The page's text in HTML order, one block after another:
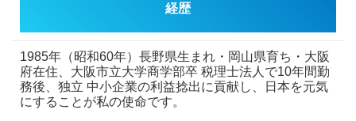
経歴
1985年（昭和60年）長野県生まれ・岡山県育ち・大阪
府在住、大阪市立大学商学部卒 税理士法人で10年間勤
務後、独立 中小企業の利益捻出に貢献し、日本を元気
にすることが私の使命です。